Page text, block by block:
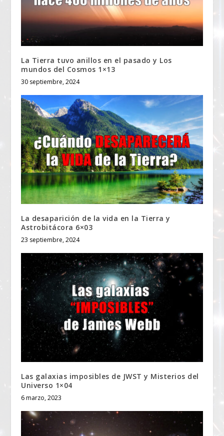
La Tierra tuvo anillos en el pasado y Los
mundos del Cosmos 1×13
30 septiembre, 2024
La desaparición de la vida en la Tierra y
Astrobitácora 6×03
23 septiembre, 2024
Las galaxias imposibles de JWST y Misterios del
Universo 1×04
6 marzo, 2023